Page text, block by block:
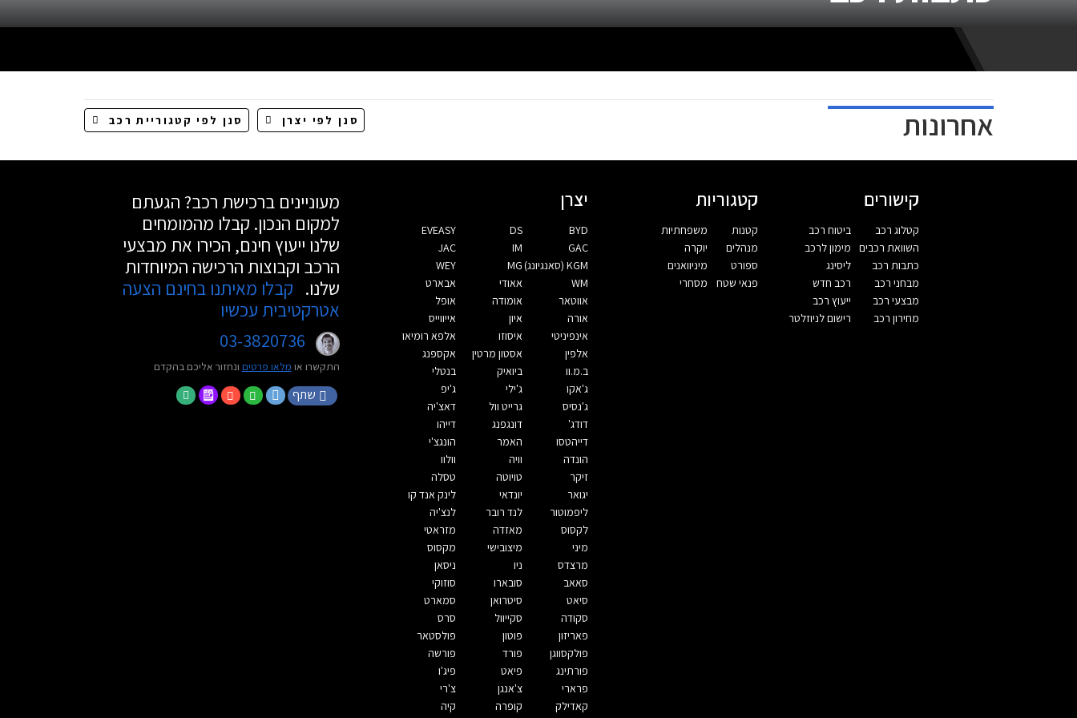
אחרונות
קישורים
קטלוג רכב
השוואת רכבים
כתבות רכב
מבחני רכב
מבצעי רכב
מחירון רכב
ביטוח רכב
מימון לרכב
ליסינג
רכב חדש
ייעוץ רכב
רישום לניוזלטר
קטגוריות
קטנות
מנהלים
ספורט
פנאי שטח
משפחתיות
יוקרה
מיניוואנים
מסחרי
יצרן
BYD
DS
EVEASY
GAC
IM
JAC
KGM (סאנגיונג)
MG
WEY
WM
אאודי
אבארט
אווטאר
אומודה
אופל
אורה
איון
אייווייס
אינפיניטי
איסוזו
אלפא רומיאו
אלפין
אסטון מרטין
אקספנג
ב.מ.וו
ביואיק
בנטלי
ג'אקו
ג'ילי
ג'יפ
ג'נסיס
גרייט וול
דאצ'יה
דודג'
דונגפנג
דייהו
דייהטסו
האמר
הונגצ'י
הונדה
וויה
וולוו
זיקר
טויוטה
טסלה
יגואר
יונדאי
לינק אנד קו
ליפמוטור
לנד רובר
לנצ'יה
לקסוס
מאזדה
מזראטי
מיני
מיצובישי
מקסוס
מרצדס
ניו
ניסאן
סאאב
סובארו
סוזוקי
סיאט
סיטרואן
סמארט
סקודה
סקייוול
סרס
פאריזון
פוטון
פולסטאר
פולקסווגן
פורד
פורשה
פורתינג
פיאט
פיג'ו
פרארי
צ'אנגן
צ'רי
קאדילק
קופרה
קיה
מעוניינים ברכישת רכב? הגעתם
למקום הנכון. קבלו מהמומחים
שלנו ייעוץ חינם, הכירו את מבצעי
הרכב וקבוצות הרכישה המיוחדות
שלנו. קבלו מאיתנו בחינם הצעה
אטרקטיבית עכשיו
03-3820736
התקשרו או מלאו פרטים ונחזור אליכם בהקדם
שתף